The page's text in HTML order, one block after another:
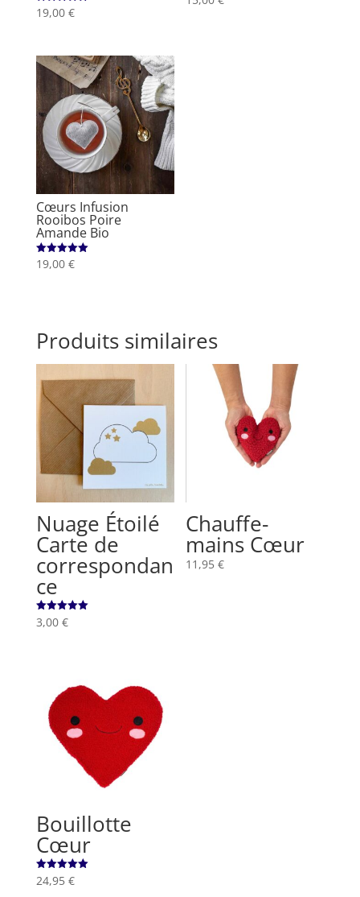
Note
5.00
19,00 €
5.00
Cœurs Infusion
Rooibos Poire
Amande Bio
Note
5.00
19,00 €
Produits similaires
Nuage Étoilé
Carte de
correspondan
ce
Note
5.00
3,00 €
Chauffe-
mains Cœur
11,95€
Bouillotte
Cœur
Note
5.00
24,95 €